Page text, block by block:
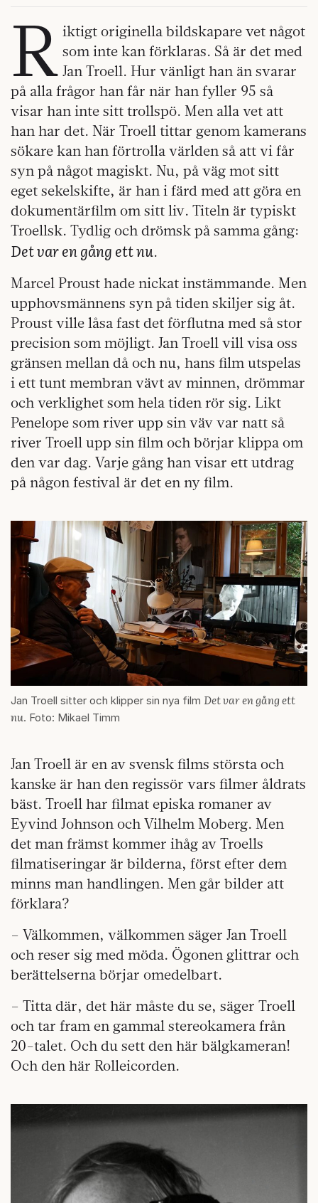
R iktigt originella bildskapare vet något
som inte kan förklaras. Så är det med
Jan Troell. Hur vänligt han än svarar
på alla frågor han får när han fyller 95 så
visar han inte sitt trollspö. Men alla vet att
han har det. När Troell tittar genom kamerans
sökare kan han förtrolla världen så att vi får
syn på något magiskt. Nu, på väg mot sitt
eget sekelskifte, är han i färd med att göra en
dokumentärfilm om sitt liv. Titeln är typiskt
Troellsk. Tydlig och drömsk på samma gång:
Det var en gång ett nu.
Marcel Proust hade nickat instämmande. Men
upphovsmännens syn på tiden skiljer sig åt.
Proust ville låsa fast det förflutna med så stor
precision som möjligt. Jan Troell vill visa oss
gränsen mellan då och nu, hans film utspelas
i ett tunt membran vävt av minnen, drömmar
och verklighet som hela tiden rör sig. Likt
Penelope som river upp sin väv var natt så
river Troell upp sin film och börjar klippa om
den var dag. Varje gång han visar ett utdrag
på någon festival är det en ny film.
Jan Troell sitter och klipper sin nya film Det var en gång ett
nu. Foto: Mikael Timm
Jan Troell är en av svensk films största och
kanske är han den regissör vars filmer åldrats
bäst. Troell har filmat episka romaner av
Eyvind Johnson och Vilhelm Moberg. Men
det man främst kommer ihåg av Troells
filmatiseringar är bilderna, först efter dem
minns man handlingen. Men går bilder att
förklara?
– Välkommen, välkommen säger Jan Troell
och reser sig med möda. Ögonen glittrar och
berättelserna börjar omedelbart.
– Titta där, det här måste du se, säger Troell
och tar fram en gammal stereokamera från
20-talet. Och du sett den här bälgkameran!
Och den här Rolleicorden.